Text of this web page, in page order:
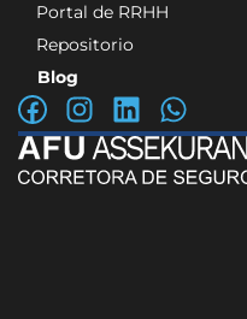
Portal de RRHH
Repositorio
Blog